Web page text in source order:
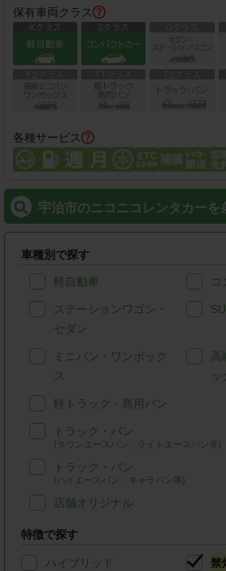
保有車両クラス
各種サービス
宇治市のニコニコレンタカーを
車種別で探す
軽自動車 コ
ステーションワゴン・
セダン
ミニバン・ワンボック
ス
高
ッ
軽トラック・商用バン
トラック・バン
(タウンエースバン、ライトエースバン等)
トラック・バン
(ハイエースバン・キャラバン等)
店舗オリジナル
特徴で探す
ハイブリッド 禁